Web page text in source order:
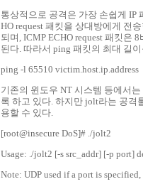
통상적으로 공격은 가장 손쉽게 IP
HO request 패킷을 상대방에게 전
되며, ICMP ECHO request 패킷은
된다. 따라서 ping 패킷의 최대 길
ping -l 65510 victim.host.ip.address
기존의 윈도우 NT 시스템 등에서
록 하고 있다. 하지만 jolt라는 공격
용할 수 있다.
[root@insecure DoS]# ./jolt2
Usage: ./jolt2 [-s src_addr] [-p port]
Note: UDP used if a port is